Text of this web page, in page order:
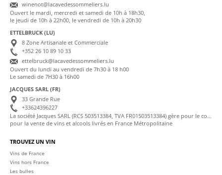
winenot@lacavedessommeliers.lu
Ouvert le mardi, mercredi et samedi de 10h à 18h30,
le jeudi de 10h à 22h00, le vendredi de 10h à 20h30
ETTELBRUCK (LU)
8 Zone Artisanale et Commerciale
+352 26 10 89 10 33
ettelbruck@lacavedessommeliers.lu
Ouvert du lundi au vendredi de 7h30 à 18 h00
Le samedi de 7H30 à 16h00
JACQUES SARL (FR)
33 Grande Rue
+33624396227
La société Jacques SARL (RCS 503513384, TVA FR01503513384) gère pour le compte de La Cave des Sommeliers les transactions bancaires et la facturation
pour la vente de vins et alcools livrés en France Métropolitaine
TROUVEZ UN VIN
Vins de France
Vins hors France
Les bulles